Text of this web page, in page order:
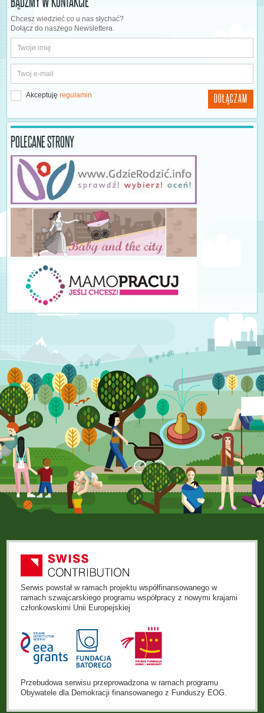
Chcesz wiedzieć co u nas słychać?
Dołącz do naszego Newslettera.
Akceptujęregulamin DOŁĄCZAM
POLECANE STRONY
Serwis powstał w ramach projektu współfinansowanego w
ramach szwajcarskiego programu współpracy z nowymi krajami
członkowskimi Unii Europejskiej
Przebudowa serwisu przeprowadzona w ramach programu
Obywatele dla Demokracji finansowanego z Funduszy EOG.